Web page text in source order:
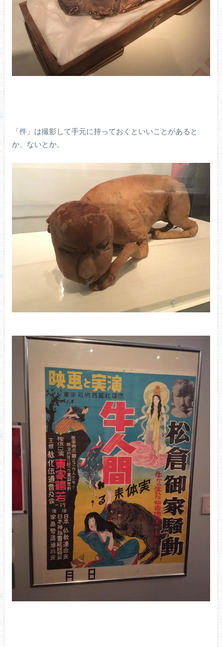
「件」は撮影して手元に持っておくといいことがあると
か、ないとか。